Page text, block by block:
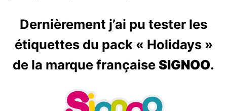
Dernièrement j’ai pu tester les
étiquettes du pack « Holidays »
de la marque françaiseSIGNOO.